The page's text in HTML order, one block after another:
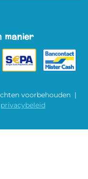
manier
voorbehouden |
privacybeleid